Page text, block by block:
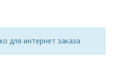
для интернет заказа